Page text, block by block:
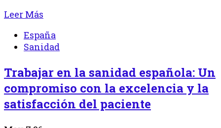
Leer Más
España
Sanidad
Trabajar en la sanidad española: Un
compromiso con la excelencia y la
satisfacción del paciente